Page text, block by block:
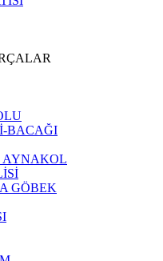
BACAĞI
AYNAKOL
GÖBEK